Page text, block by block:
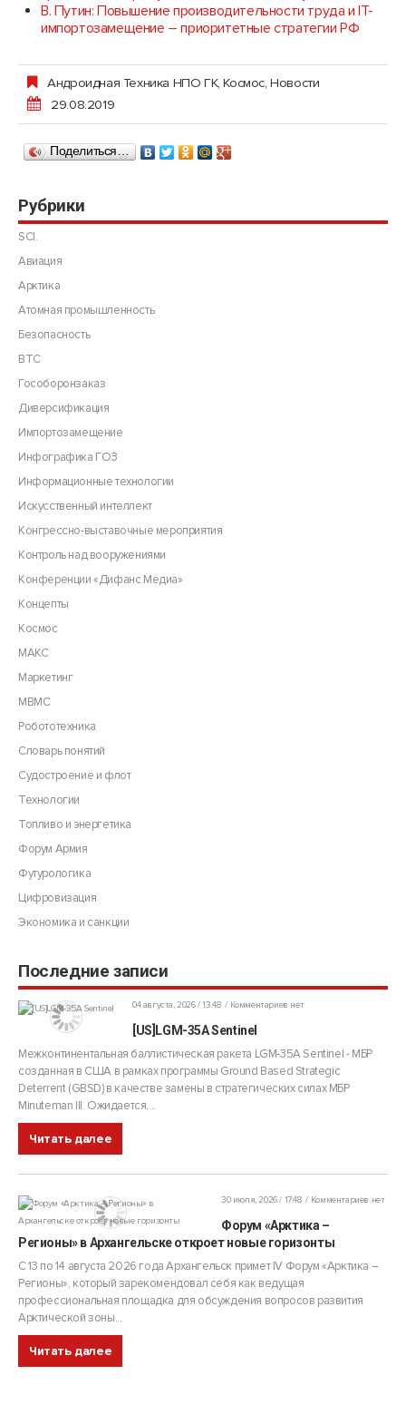
В. Путин: Повышение производительности труда и IT-
импортозамещение – приоритетные стратегии РФ
Андроидная Техника НПО ГК,Космос,Новости
29.08.2019
Поделиться…
Рубрики
SCI.
Авиация
Арктика
Атомная промышленность
Безопасность
ВТС
Гособоронзаказ
Диверсификация
Импортозамещение
Инфографика ГОЗ
Информационные технологии
Искусственный интеллект
Конгрессно-выставочные мероприятия
Контроль над вооружениями
Конференции «Дифанс Медиа»
Концепты
Космос
МАКС
Маркетинг
МВМС
Робототехника
Словарь понятий
Судостроение и флот
Технологии
Топливо и энергетика
Форум Армия
Футурологика
Цифровизация
Экономика и санкции
Последние записи
04 августа, 2026 / 13:48 Комментариев нет
[US]LGM-35A Sentinel
Межконтинентальная баллистическая ракета LGM-35A Sentinel - МБР
созданная в США в рамках программы Ground Based Strategic
Deterrent (GBSD) в качестве замены в стратегических силах МБР
Minuteman III. Ожидается,...
Читать далее
30 июля, 2026 / 17:48 Комментариев нет
Форум «Арктика –
Регионы» в Архангельске откроет новые горизонты
С 13 по 14 августа 2026 года Архангельск примет IV Форум «Арктика –
Регионы», который зарекомендовал себя как ведущая
профессиональная площадка для обсуждения вопросов развития
Арктической зоны...
Читать далее